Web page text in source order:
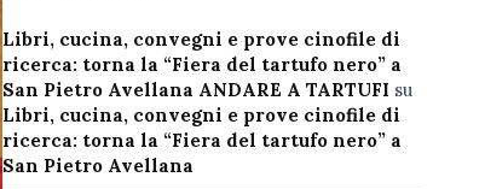
Libri, cucina, convegni e prove cinofile di
ricerca: torna la “Fiera del tartufo nero” a
San Pietro Avellana ANDARE A TARTUFI su
Libri, cucina, convegni e prove cinofile di
ricerca: torna la “Fiera del tartufo nero” a
San Pietro Avellana